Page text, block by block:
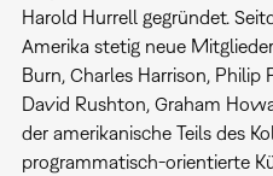
Harold Hurrell gegründet.
Amerika stetig neue
Burn, Charles Harrison, Philip
David Rushton, Graham
der amerikanische Teils des
programmatisch-orientierte